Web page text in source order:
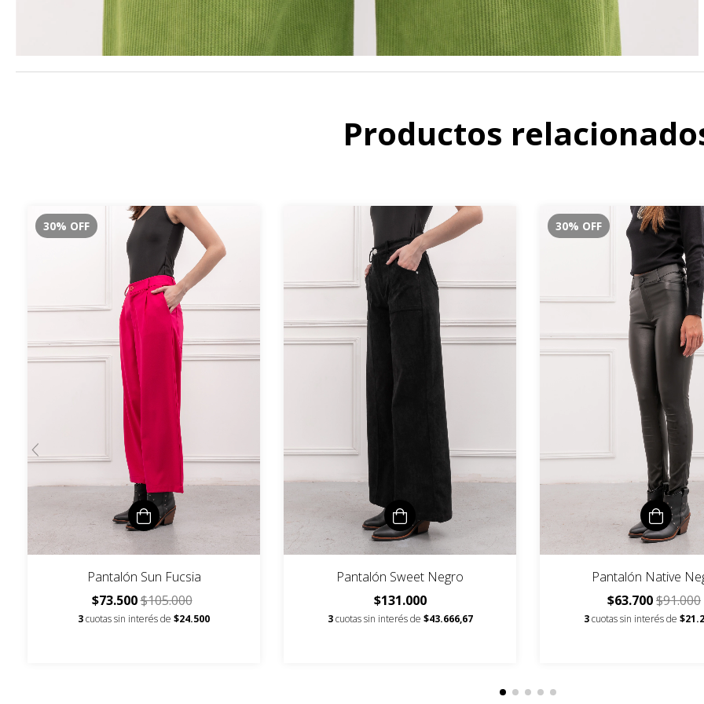
Productos
30% OFF
Pantalón Sun Fucsia
$73.500$105.000
3cuotas sin interés de $24.500
Pantalón Sweet Negro
$131.000
3 cuotas sin interés de $43.666,67
30% OFF
Pantalón Native
$63.700$91.000
3 cuotas sin interés de